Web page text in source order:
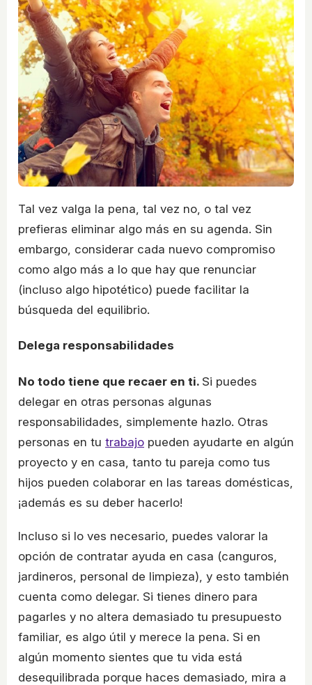
Tal vez valga la pena, tal vez no, o tal vez
prefieras eliminar algo más en su agenda. Sin
embargo, considerar cada nuevo compromiso
como algo más a lo que hay que renunciar
(incluso algo hipotético) puede facilitar la
búsqueda del equilibrio.
Delega responsabilidades
No todo tiene que recaer en ti. Si puedes
delegar en otras personas algunas
responsabilidades, simplemente hazlo. Otras
personas en tu trabajo pueden ayudarte en algún
proyecto y en casa, tanto tu pareja como tus
hijos pueden colaborar en las tareas domésticas,
¡además es su deber hacerlo!
Incluso si lo ves necesario, puedes valorar la
opción de contratar ayuda en casa (canguros,
jardineros, personal de limpieza), y esto también
cuenta como delegar. Si tienes dinero para
pagarles y no altera demasiado tu presupuesto
familiar, es algo útil y merece la pena. Si en
algún momento sientes que tu vida está
desequilibrada porque haces demasiado, mira a